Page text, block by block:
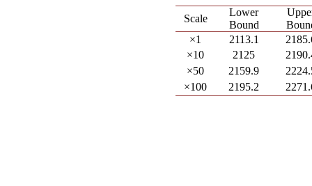
Scale
Lower
Bound
×1
2113.1
×10
2125
×50
2159.9
×100
2195.2